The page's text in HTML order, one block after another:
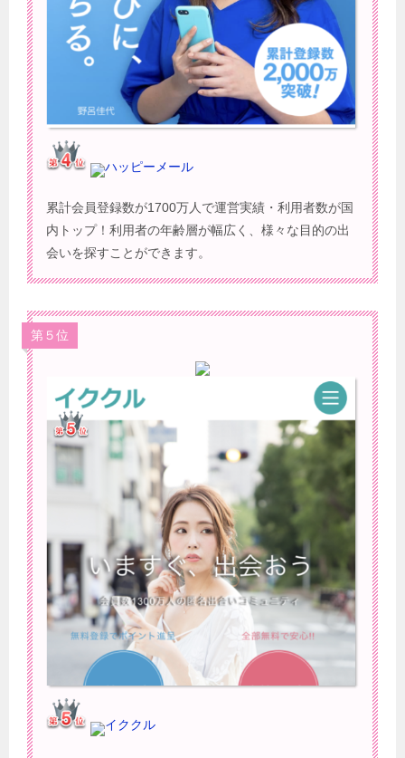
ハッピーメール
累計会員登録数が1700万人で運営実績・利用者数が国
内トップ！利用者の年齢層が幅広く、様々な目的の出
会いを探すことができます。
第５位
イククル